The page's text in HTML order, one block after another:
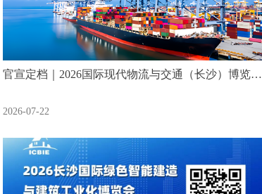
官宣定档｜2026国际现代物流与交通（长沙）博览会
2026-07-22